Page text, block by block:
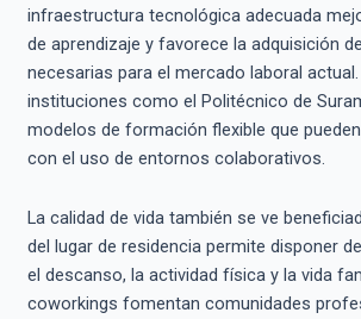
infraestructura tecnológica adecuada
de aprendizaje y favorece la adquisición
necesarias para el mercado laboral
instituciones como el Politécnico de
modelos de formación flexible que
con el uso de entornos colaborativos.
La calidad de vida también se ve
del lugar de residencia permite disponer
el descanso, la actividad física y la vida
coworkings fomentan comunidades